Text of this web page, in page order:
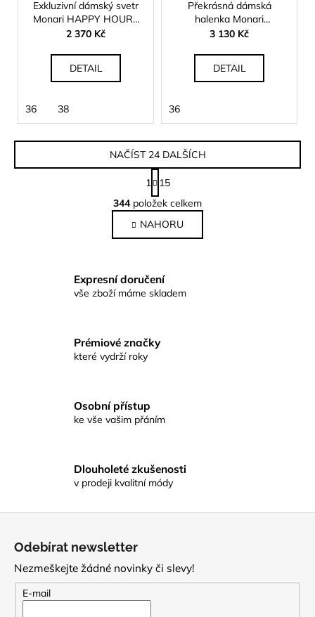
Exkluzivní dámský svetr
Monari HAPPY HOURS
410909
2 370 Kč
DETAIL
36 38
Překrásná dámská
halenka Monari
HAMPTONS 410830
3 130 Kč
DETAIL
36
O
v
l
á
a
c
v
ý
p
u
NAČÍST 24 DALŠÍCH
S
t
r
á
n
k
á
n
1
15
344položek celkem
NAHORU
Expresní doručení
vše zboží máme skladem
Prémiové značky
které vydrží roky
Osobní přístup
ke vše vašim přáním
Dlouholeté zkušenosti
v prodeji kvalitní módy
Odebírat newsletter
Nezmeškejte žádné novinky či slevy!
E-mail